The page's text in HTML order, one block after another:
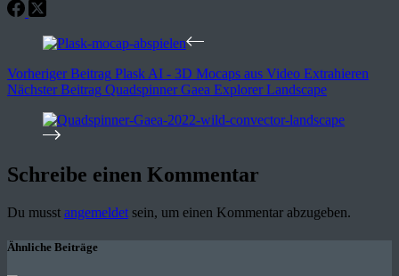
VorherigerBeitrag Plask AI - 3D Mocaps aus Video Extrahieren
NächsterBeitrag Quadspinner Gaea Explorer Landscape
Schreibe einen Kommentar
Du musst angemeldet sein, um einen Kommentar abzugeben.
Ähnliche Beiträge